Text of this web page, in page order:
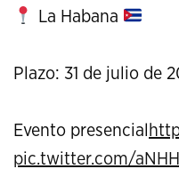
La Habana
Plazo: 31 de julio de
Evento presencial
pic.twitter.com/